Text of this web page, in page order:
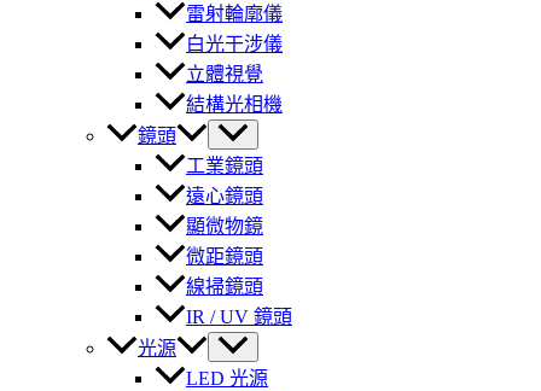
雷射輪廓儀
白光干涉儀
立體視覺
結構光相機
鏡頭
工業鏡頭
遠心鏡頭
顯微物鏡
微距鏡頭
線掃鏡頭
IR / UV 鏡頭
光源
LED 光源